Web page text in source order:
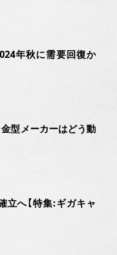
年秋に需要回復か
金型メーカーはどう動
立へ【特集:ギガキャ